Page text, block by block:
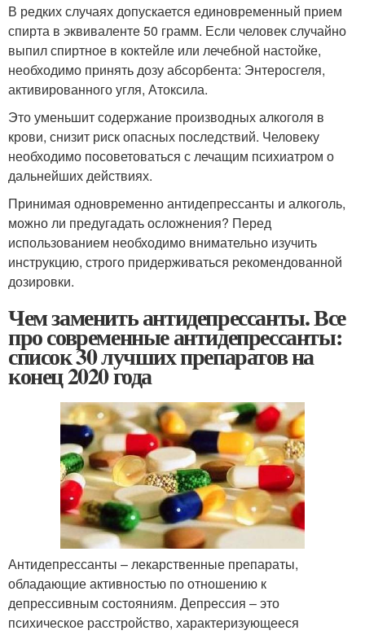
В редких случаях допускается единовременный прием
спирта в эквиваленте 50 грамм. Если человек случайно
выпил спиртное в коктейле или лечебной настойке,
необходимо принять дозу абсорбента: Энтеросгеля,
активированного угля, Атоксила.
Это уменьшит содержание производных алкоголя в
крови, снизит риск опасных последствий. Человеку
необходимо посоветоваться с лечащим психиатром о
дальнейших действиях.
Принимая одновременно антидепрессанты и алкоголь,
можно ли предугадать осложнения? Перед
использованием необходимо внимательно изучить
инструкцию, строго придерживаться рекомендованной
дозировки.
Чем заменить антидепрессанты. Все
про современные антидепрессанты:
список 30 лучших препаратов на
конец 2020 года
Антидепрессанты – лекарственные препараты,
обладающие активностью по отношению к
депрессивным состояниям. Депрессия – это
психическое расстройство, характеризующееся